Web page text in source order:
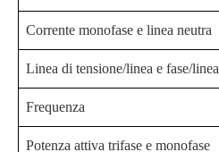
Corrente monofase e linea neutra
Linea di tensione/linea e fase/linea
Frequenza
Potenza attiva trifase e monofase